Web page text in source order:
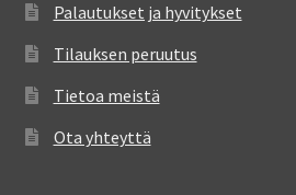
Palautukset ja hyvitykset
Tilauksen peruutus
Tietoa meistä
Ota yhteyttä